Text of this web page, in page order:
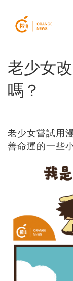
老少女
嗎？
老少女嘗試用
善命運的一些